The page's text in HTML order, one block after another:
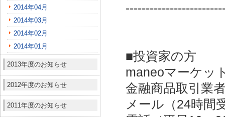
2014年04月
2014年03月
2014年02月
2014年01月
2013年度のお知らせ
2012年度のお知らせ
2011年度のお知らせ
■投資家の方
maneoマーケッ
金融商品取引業
メール（24時間